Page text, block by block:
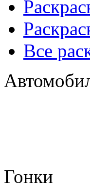
Все
Гонки